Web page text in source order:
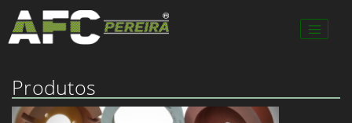
Produtos